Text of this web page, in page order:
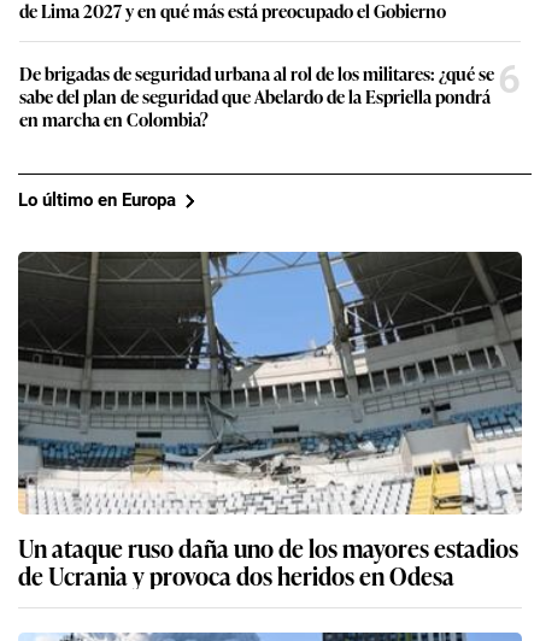
de Lima 2027 y en qué más está preocupado el Gobierno
De brigadas de seguridad urbana al rol de los militares: ¿qué se
sabe del plan de seguridad que Abelardo de la Espriella pondrá
en marcha en Colombia?
6
Lo último en Europa
Un ataque ruso daña uno de los mayores estadios
de Ucrania y provoca dos heridos en Odesa